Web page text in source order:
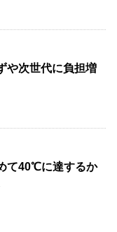
や次世代に負担増
て40℃に達するか